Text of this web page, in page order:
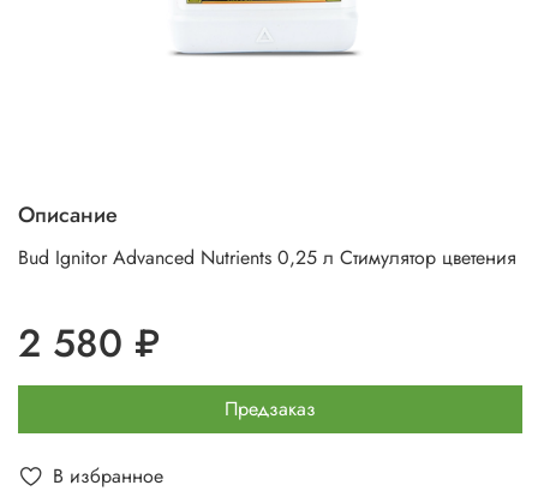
В избранное
Описание
Bud Ignitor Advanced Nutrients 0,25 л Стимулятор цветения
2 580 ₽
Предзаказ